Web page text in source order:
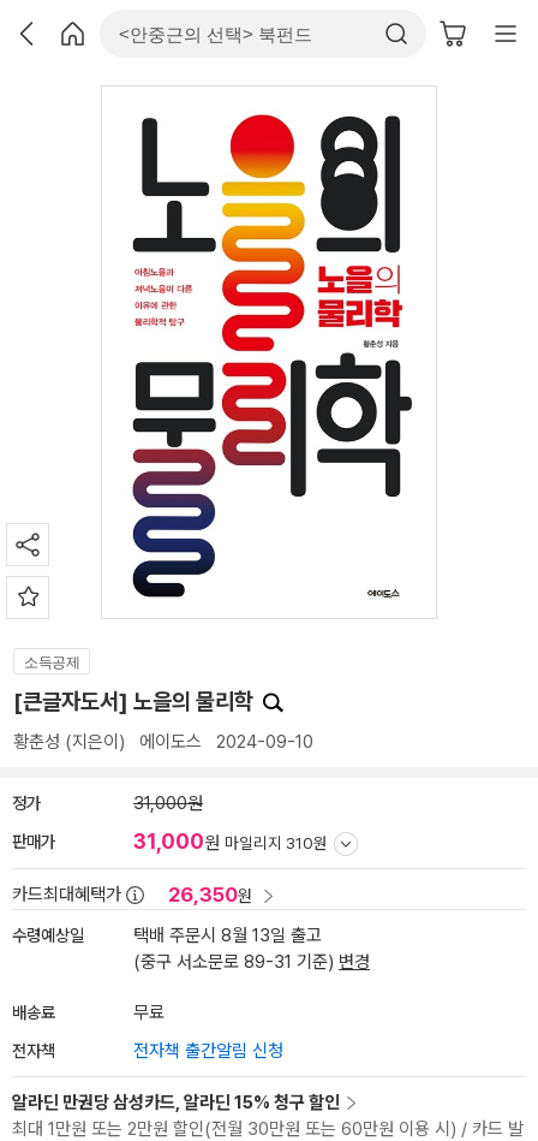
소득공제
[큰글자도서] 노을의 물리학
황춘성 (지은이) 에이도스 2024-09-10
정가 31,000원
판매가 31,000원 마일리지 310원
카드최대혜택가 26,350원
수령예상일
택배 주문시 8월 13일 출고
(중구 서소문로 89-31 기준) 변경
배송료 무료
전자책 전자책 출간알림 신청
알라딘 만권당 삼성카드, 알라딘 15% 청구 할인
최대 1만원 또는 2만원 할인(전월 30만원 또는 60만원 이용 시) / 카드 발